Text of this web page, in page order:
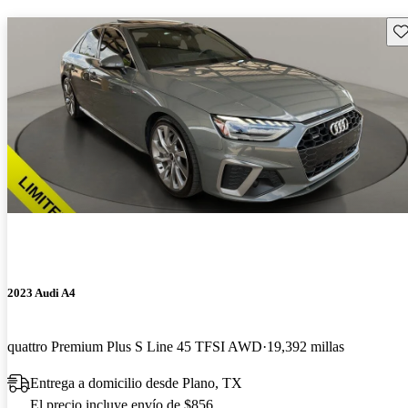
2023 Audi A4
quattro Premium Plus S Line 45 TFSI AWD 19,392 millas
Entrega a domicilio desde Plano, TX